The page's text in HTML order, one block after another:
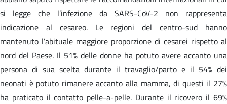
si legge che
l’infezione da SARS-CoV-2 non rappresenta
indicazione al cesareo. Le regioni del centro-sud hanno
mantenuto l’abituale maggiore proporzione di cesarei rispetto al
nord del Paese. Il 51% delle donne ha potuto avere accanto una
persona di sua scelta durante il travaglio/parto e il 54% dei
neonati è potuto rimanere accanto alla mamma, di questi il 27%
ha praticato il contatto pelle-a-pelle. Durante il ricovero il 69%